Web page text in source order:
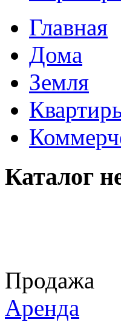
Главная
Дома
Земля
Каталог
Продажа
Аренда